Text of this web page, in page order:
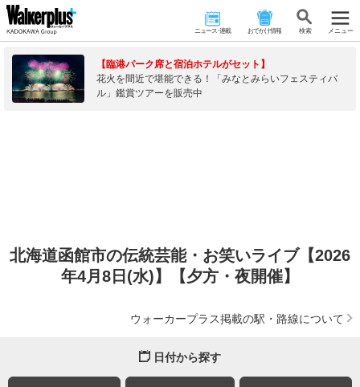
ニュース･連載 おでかけ情報 検 索 メニュー
【臨港パーク席と宿泊ホテルがセット】
花火を間近で堪能できる！「みなとみらいフェスティバ
ル」鑑賞ツアーを販売中
北海道函館市の伝統芸能・お笑いライブ【2026
年4月8日(水)】【夕方・夜開催】
ウォーカープラス掲載の駅・路線について
日付から探す